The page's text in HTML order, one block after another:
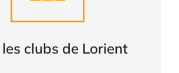
clubs de Lorient